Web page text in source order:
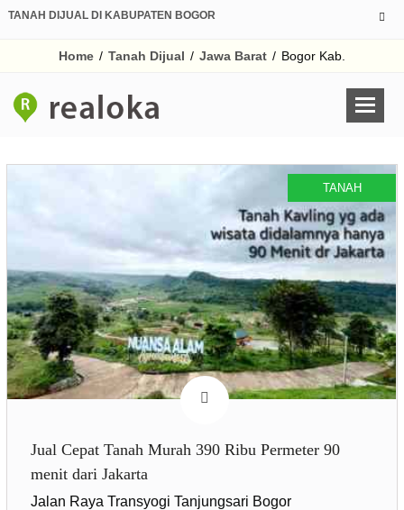
TANAH DIJUAL DI KABUPATEN BOGOR
Home / Tanah Dijual / Jawa Barat / Bogor Kab.
TANAH
Jual Cepat Tanah Murah 390 Ribu Permeter 90
menit dari Jakarta
Jalan Raya Transyogi Tanjungsari Bogor